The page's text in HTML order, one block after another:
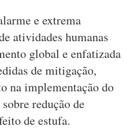
e extrema
atividades humanas
global e enfatizada
de mitigação,
na implementação do
redução de
de estufa.